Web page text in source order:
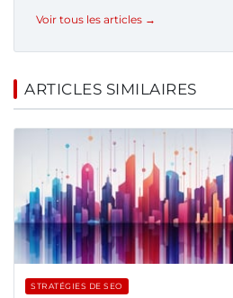
Voir tous les articles →
ARTICLES SIMILAIRES
STRATÉGIES DE SEO